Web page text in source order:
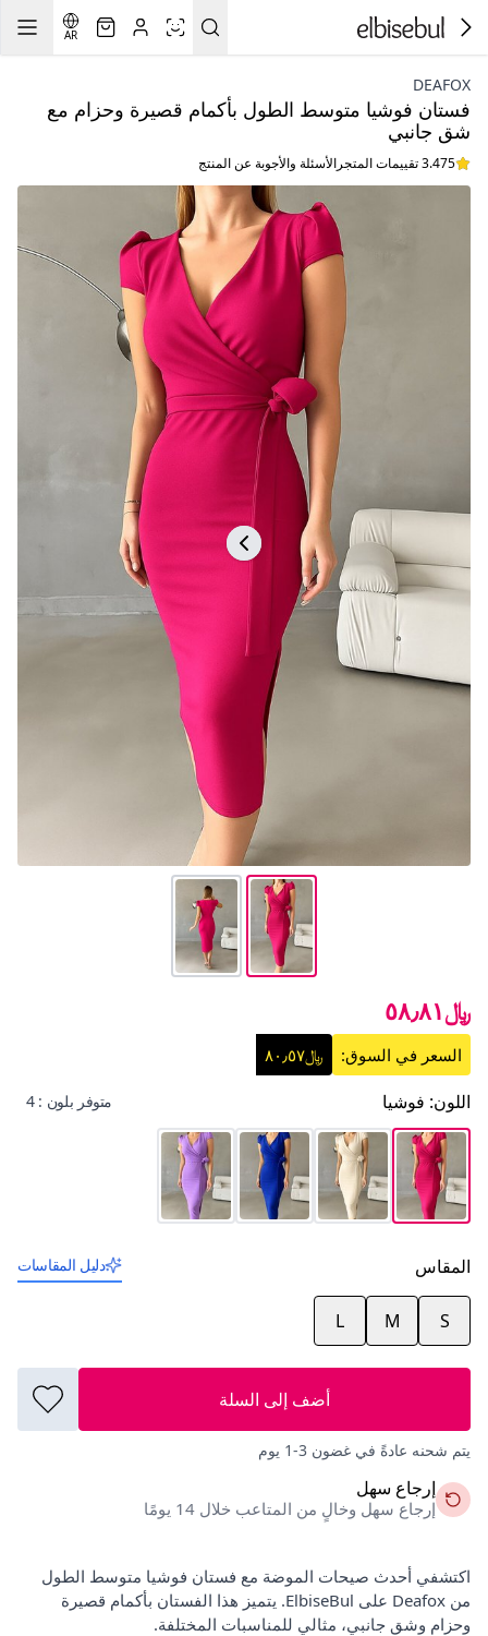
AR
DEAFOX
فستان فوشيا متوسط الطول بأكمام قصيرة وحزام مع
شق جانبي
3.475 تقييمات المتجر الأسئلة والأجوبة عن المنتج
﷼٥٨٫٨١
السعر في السوق: ﷼٨٠٫٥٧
اللون: فوشيا متوفر بلون : 4
المقاس دليل المقاسات
S
M
L
أضف إلى السلة
يتم شحنه عادةً في غضون 3-1 يوم
إرجاع سهل
إرجاع سهل وخالٍ من المتاعب خلال 14 يومًا
اكتشفي أحدث صيحات الموضة مع فستان فوشيا متوسط الطول
من Deafox على ElbiseBul. يتميز هذا الفستان بأكمام قصيرة
وحزام وشق جانبي، مثالي للمناسبات المختلفة.